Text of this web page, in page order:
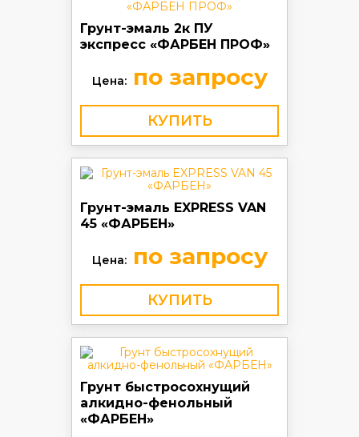
Грунт-эмаль 2к ПУ
экспресс «ФАРБЕН ПРОФ»
Цена:по запросу
КУПИТЬ
Грунт-эмаль EXPRESS VAN
45 «ФАРБЕН»
Цена:по запросу
КУПИТЬ
Грунт быстросохнущий
алкидно-фенольный
«ФАРБЕН»